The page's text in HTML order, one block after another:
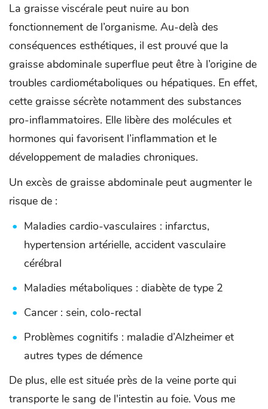
La graisse viscérale peut nuire au bon
fonctionnement de l’organisme. Au-delà des
conséquences esthétiques, il est prouvé que la
graisse abdominale superflue peut être à l’origine de
troubles cardiométaboliques ou hépatiques. En effet,
cette graisse sécrète notamment des substances
pro-inflammatoires. Elle libère des molécules et
hormones qui favorisent l’inflammation et le
développement de maladies chroniques.
Un excès de graisse abdominale peut augmenter le
risque de :
Maladies cardio-vasculaires : infarctus,
hypertension artérielle, accident vasculaire
cérébral
Maladies métaboliques : diabète de type 2
Cancer : sein, colo-rectal
Problèmes cognitifs : maladie d’Alzheimer et
autres types de démence
De plus, elle est située près de la veine porte qui
transporte le sang de l'intestin au foie. Vous me